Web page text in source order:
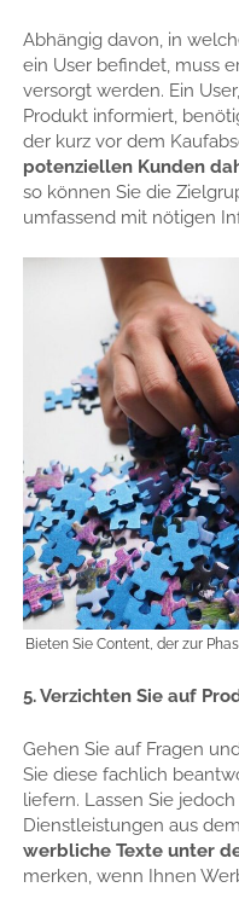
Abhängig davon, in
ein User befindet, muss
versorgt werden. Ein
Produkt informiert,
der kurz vor dem
potenziellen Kunden
so können Sie die
umfassend mit nötigen
Bieten Sie Content, der zur
5. Verzichten Sie auf
Gehen Sie auf Fragen
Sie diese fachlich
liefern. Lassen Sie
Dienstleistungen aus
werbliche Texte unter
merken, wenn Ihnen